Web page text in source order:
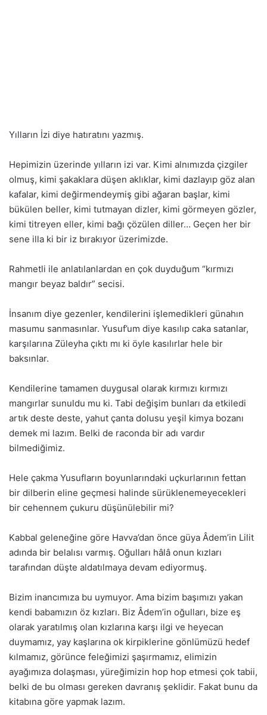
Yılların İzi diye hatıratını yazmış.
Hepimizin üzerinde yılların izi var. Kimi alnımızda çizgiler
olmuş, kimi şakaklara düşen aklıklar, kimi dazlayıp göz alan
kafalar, kimi değirmendeymiş gibi ağaran başlar, kimi
bükülen beller, kimi tutmayan dizler, kimi görmeyen gözler,
kimi titreyen eller, kimi bağı çözülen diller… Geçen her bir
sene illa ki bir iz bırakıyor üzerimizde.
Rahmetli ile anlatılanlardan en çok duyduğum “kırmızı
mangır beyaz baldır” secisi.
İnsanım diye gezenler, kendilerini işlemedikleri günahın
masumu sanmasınlar. Yusuf’um diye kasılıp caka satanlar,
karşılarına Züleyha çıktı mı ki öyle kasılırlar hele bir
baksınlar.
Kendilerine tamamen duygusal olarak kırmızı kırmızı
mangırlar sunuldu mu ki. Tabi değişim bunları da etkiledi
artık deste deste, yahut çanta dolusu yeşil kimya bozanı
demek mi lazım. Belki de raconda bir adı vardır
bilmediğimiz.
Hele çakma Yusufların boyunlarındaki uçkurlarının fettan
bir dilberin eline geçmesi halinde sürüklenemeyecekleri
bir cehennem çukuru düşünülebilir mi?
Kabbal geleneğine göre Havva’dan önce güya Âdem’in Lilit
adında bir belalısı varmış. Oğulları hâlâ onun kızları
tarafından düşte aldatılmaya devam ediyormuş.
Bizim inancımıza bu uymuyor. Ama bizim başımızı yakan
kendi babamızın öz kızları. Biz Âdem’in oğulları, bize eş
olarak yaratılmış olan kızlarına karşı ilgi ve heyecan
duymamız, yay kaşlarına ok kirpiklerine gönlümüzü hedef
kılmamız, görünce feleğimizi şaşırmamız, elimizin
ayağımıza dolaşması, yüreğimizin hop hop etmesi çok tabii,
belki de bu olması gereken davranış şeklidir. Fakat bunu da
kitabına göre yapmak lazım.